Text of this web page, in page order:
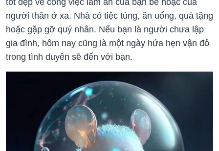
người thân ở xa. Nhà có tiệc tùng, ăn uống, quà tặng
hoặc gặp gỡ quý nhân. Nếu bạn là người chưa lập
gia đình, hôm nay cũng là một ngày hứa hẹn vận đỏ
trong tình duyên sẽ đến với bạn.